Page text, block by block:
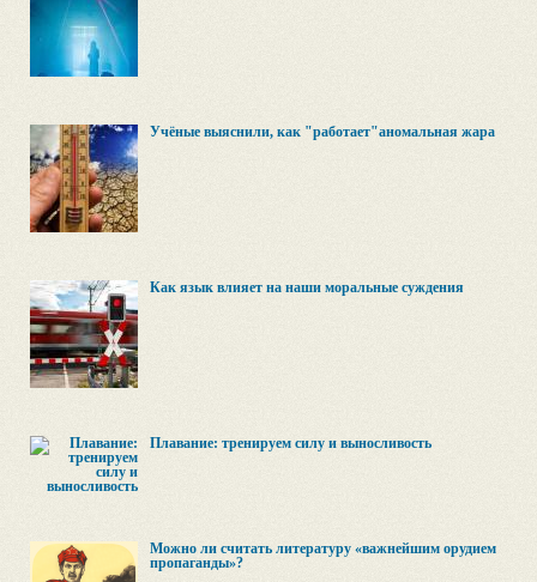
Учёные выяснили, как "работает"аномальная жара
Как язык влияет на наши моральные суждения
Плавание: тренируем силу и выносливость
Можно ли считать литературу «важнейшим орудием
пропаганды»?